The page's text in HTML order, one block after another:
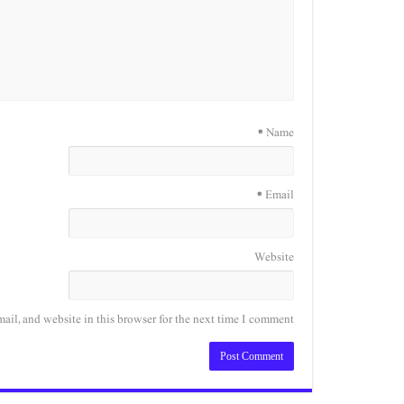
Name
*
Email
*
Website
and website in this browser for the next time I comment.